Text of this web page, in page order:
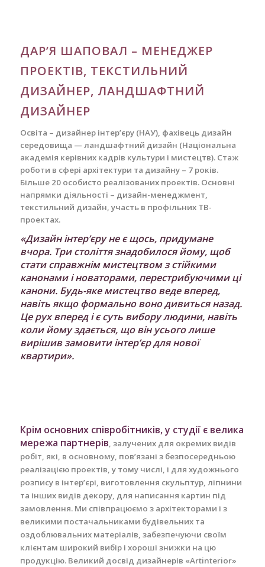
ДАР’Я ШАПОВАЛ – МЕНЕДЖЕР
ПРОЕКТІВ, ТЕКСТИЛЬНИЙ
ДИЗАЙНЕР, ЛАНДШАФТНИЙ
ДИЗАЙНЕР
Освіта – дизайнер інтер’єру (НАУ), фахівець дизайн
середовища — ландшафтний дизайн (Національна
академія керівних кадрів культури і мистецтв). Стаж
роботи в сфері архітектури та дизайну – 7 років.
Більше 20 особисто реалізованих проектів. Основні
напрямки діяльності – дизайн-менеджмент,
текстильний дизайн, участь в профільних ТВ-
проектах.
«Дизайн інтер’єру не є щось, придумане
вчора. Три століття знадобилося йому, щоб
стати справжнім мистецтвом з стійкими
канонами і новаторами, перестрибуючими ці
канони. Будь-яке мистецтво веде вперед,
навіть якщо формально воно дивиться назад.
Це рух вперед і є суть вибору людини, навіть
коли йому здається, що він усього лише
вирішив замовити інтер’єр для нової
квартири».
Крім основних співробітників, у студії є велика
мережа партнерів , залучених для окремих видів
робіт, які, в основному, пов’язані з безпосередньою
реалізацією проектів, у тому числі, і для художнього
розпису в інтер’єрі, виготовлення скульптур, ліпнини
та інших видів декору, для написання картин під
замовлення. Ми співпрацюємо з архітекторами і з
великими постачальниками будівельних та
оздоблювальних матеріалів, забезпечуючи своїм
клієнтам широкий вибір і хороші знижки на цю
продукцію. Великий досвід дизайнерів «Artinterior»